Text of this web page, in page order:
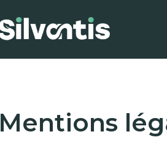
Mentions